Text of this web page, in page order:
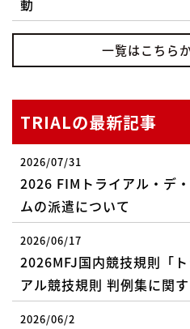
動
一覧はこちら
TRIALの最新記事
2026/07/31
2026 FIMトライアル・デ
ムの派遣について
2026/06/17
2026MFJ国内競技規則「
アル競技規則 判例集に関
2026/06/2